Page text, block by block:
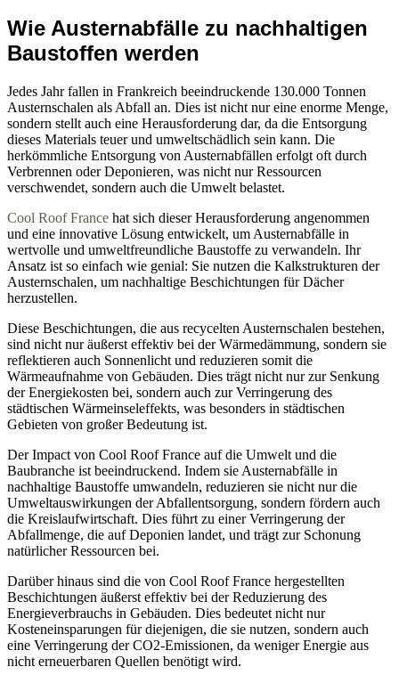
Wie Austernabfälle zu nachhaltigen
Baustoffen werden
Jedes Jahr fallen in Frankreich beeindruckende 130.000 Tonnen
Austernschalen als Abfall an. Dies ist nicht nur eine enorme Menge,
sondern stellt auch eine Herausforderung dar, da die Entsorgung
dieses Materials teuer und umweltschädlich sein kann. Die
herkömmliche Entsorgung von Austernabfällen erfolgt oft durch
Verbrennen oder Deponieren, was nicht nur Ressourcen
verschwendet, sondern auch die Umwelt belastet.
Cool Roof France hat sich dieser Herausforderung angenommen
und eine innovative Lösung entwickelt, um Austernabfälle in
wertvolle und umweltfreundliche Baustoffe zu verwandeln. Ihr
Ansatz ist so einfach wie genial: Sie nutzen die Kalkstrukturen der
Austernschalen, um nachhaltige Beschichtungen für Dächer
herzustellen.
Diese Beschichtungen, die aus recycelten Austernschalen bestehen,
sind nicht nur äußerst effektiv bei der Wärmedämmung, sondern sie
reflektieren auch Sonnenlicht und reduzieren somit die
Wärmeaufnahme von Gebäuden. Dies trägt nicht nur zur Senkung
der Energiekosten bei, sondern auch zur Verringerung des
städtischen Wärmeinseleffekts, was besonders in städtischen
Gebieten von großer Bedeutung ist.
Der Impact von Cool Roof France auf die Umwelt und die
Baubranche ist beeindruckend. Indem sie Austernabfälle in
nachhaltige Baustoffe umwandeln, reduzieren sie nicht nur die
Umweltauswirkungen der Abfallentsorgung, sondern fördern auch
die Kreislaufwirtschaft. Dies führt zu einer Verringerung der
Abfallmenge, die auf Deponien landet, und trägt zur Schonung
natürlicher Ressourcen bei.
Darüber hinaus sind die von Cool Roof France hergestellten
Beschichtungen äußerst effektiv bei der Reduzierung des
Energieverbrauchs in Gebäuden. Dies bedeutet nicht nur
Kosteneinsparungen für diejenigen, die sie nutzen, sondern auch
eine Verringerung der CO2-Emissionen, da weniger Energie aus
nicht erneuerbaren Quellen benötigt wird.